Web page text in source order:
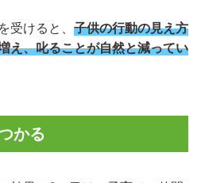
受けると、 子供の行動の見え方
え、叱ることが自然と減ってい
かる